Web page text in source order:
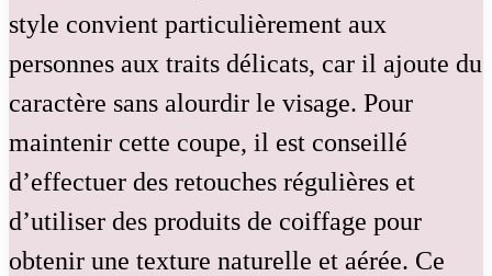
style convient particulièrement aux
personnes aux traits délicats, car il ajoute du
caractère sans alourdir le visage. Pour
maintenir cette coupe, il est conseillé
d’effectuer des retouches régulières et
d’utiliser des produits de coiffage pour
obtenir une texture naturelle et aérée. Ce